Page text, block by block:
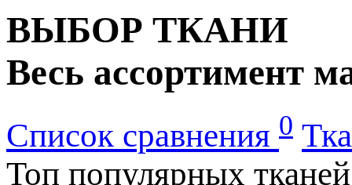
ВЫБОР ТКАНИ
Весь ассортимент
Список сравнения 0
Топ популярных тканей